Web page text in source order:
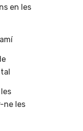
en les
ne les